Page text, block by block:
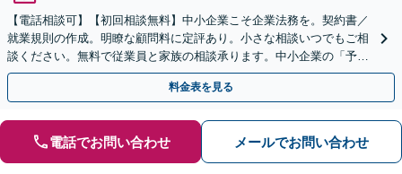
【電話相談可】【初回相談無料】中小企業こそ企業法務を。契約書／
就業規則の作成。明瞭な顧問料に定評あり。小さな相談いつでもご相
談ください。無料で従業員と家族の相談承ります。中小企業の「予防
法務」は法律のプロにおまかせ。
料金表を見る
電話でお問い合わせ メールでお問い合わせ